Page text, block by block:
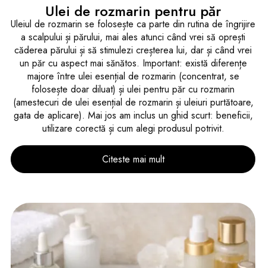
Ulei de rozmarin pentru păr
Uleiul de rozmarin se folosește ca parte din rutina de îngrijire
a scalpului și părului, mai ales atunci când vrei să oprești
căderea părului și să stimulezi creșterea lui, dar și când vrei
un păr cu aspect mai sănătos. Important: există diferențe
majore între ulei esențial de rozmarin (concentrat, se
folosește doar diluat) și ulei pentru păr cu rozmarin
(amestecuri de ulei esențial de rozmarin și uleiuri purtătoare,
gata de aplicare). Mai jos am inclus un ghid scurt: beneficii,
utilizare corectă și cum alegi produsul potrivit.
Citeste mai mult